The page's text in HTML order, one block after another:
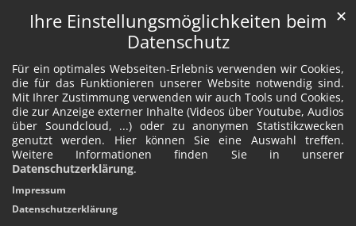
Ihre Einstellungsmöglichkeiten beim
Datenschutz
Für ein optimales Webseiten-Erlebnis verwenden wir Cookies,
die für das Funktionieren unserer Website notwendig sind.
Mit Ihrer Zustimmung verwenden wir auch Tools und Cookies,
die zur Anzeige externer Inhalte (Videos über Youtube, Audios
über Soundcloud, ...) oder zu anonymen Statistikzwecken
genutzt werden. Hier können Sie eine Auswahl treffen.
Weitere Informationen finden Sie in unserer
Datenschutzerklärung.
✕
Impressum
Datenschutzerklärung